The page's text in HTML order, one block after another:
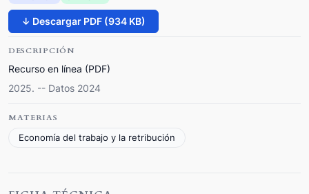
↓ Descargar PDF (934 KB)
DESCRIPCIÓN
Recurso en línea (PDF)
2025. -- Datos 2024
MATERIAS
Economía del trabajo y la retribución